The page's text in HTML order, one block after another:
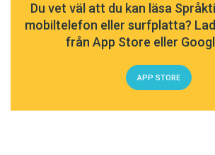
Du vet väl att du kan läsa
mobiltelefon eller surfplatta?
från App Store eller
APP STORE